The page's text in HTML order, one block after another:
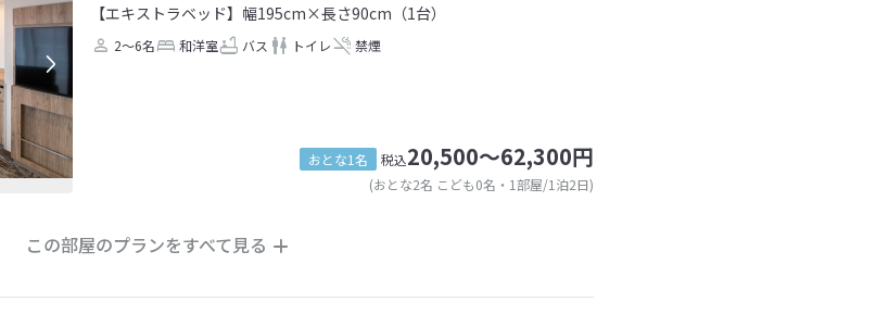
【エキストラベッド】幅195cm×長さ90cm（1台）
2～6名 和洋室 バス トイレ 禁煙
おとな1名 税込20,500～62,300円
(おとな2名 こども0名・1部屋/1泊2日)
この部屋のプランをすべて見る